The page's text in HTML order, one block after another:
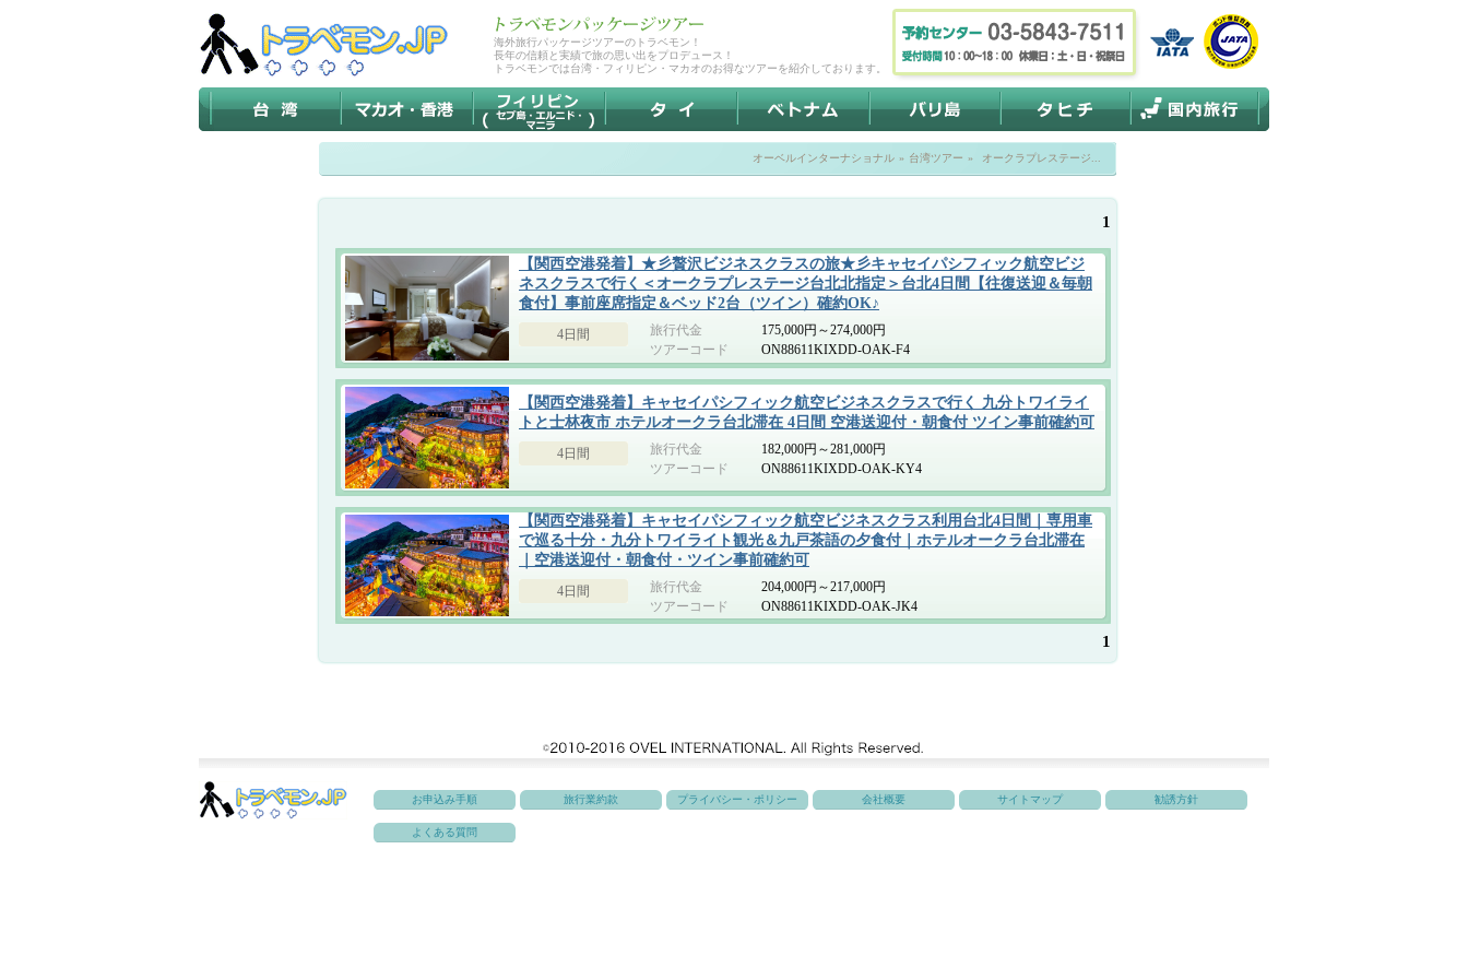
海外旅行パッケージツアーのトラベモン！
長年の信頼と実績で旅の思い出をプロデュース！
トラベモンでは台湾・フィリピン・マカオのお得なツアーを紹介しております。
オーベルインターナショナル » 台湾ツアー » オークラプレステージ...
1
【関西空港発着】★彡贅沢ビジネスクラスの旅★彡キャセイパシフィック航空ビジ
ネスクラスで行く＜オークラプレステージ台北北指定＞台北4日間【往復送迎＆毎朝
食付】事前座席指定＆ベッド2台（ツイン）確約OK♪
4日間 旅行代金
175,000円～274,000円
ツアーコード
ON88611KIXDD-OAK-F4
【関西空港発着】キャセイパシフィック航空ビジネスクラスで行く 九分トワイライ
トと士林夜市 ホテルオークラ台北滞在 4日間 空港送迎付・朝食付 ツイン事前確約可
4日間 旅行代金
182,000円～281,000円
ツアーコード
ON88611KIXDD-OAK-KY4
【関西空港発着】キャセイパシフィック航空ビジネスクラス利用台北4日間｜専用車
で巡る十分・九分トワイライト観光＆九戸茶語の夕食付｜ホテルオークラ台北滞在
｜空港送迎付・朝食付・ツイン事前確約可
4日間 旅行代金
204,000円～217,000円
ツアーコード
ON88611KIXDD-OAK-JK4
1
お申込み手順 旅行業約款 プライバシー・ポリシー 会社概要 サイトマップ 勧誘方針
よくある質問